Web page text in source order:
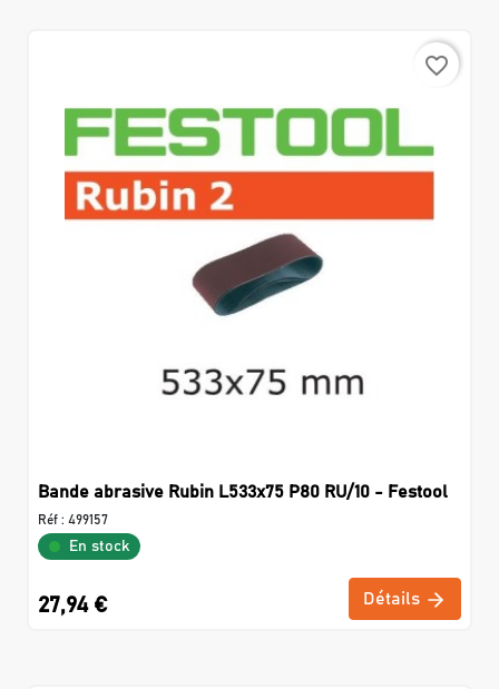
favorite_border
Bande abrasive Rubin L533x75 P80 RU/10 - Festool
Réf : 499157
En stock
27,94 € Détails